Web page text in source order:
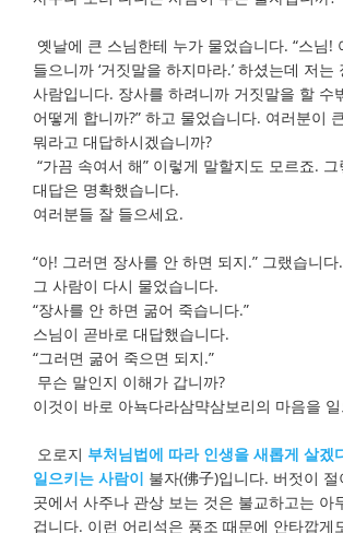
옛날에 큰 스님한테 누가 물었습니다. “스님!
들으니까 ‘거짓말을 하지마라.’ 하셨는데 저는
사람입니다. 장사를 하려니까 거짓말을 할 수
어떻게 합니까?” 하고 물었습니다. 여러분이
뭐라고 대답하시겠습니까?
“가끔 속여서 해” 이렇게 말할지도 모르죠.
대답은 명확했습니다.
여러분들 잘 들으세요.
“아! 그러면 장사를 안 하면 되지.” 그랬습니다.
그 사람이 다시 물었습니다.
“장사를 안 하면 굶어 죽습니다.”
스님이 곧바로 대답했습니다.
“그러면 굶어 죽으면 되지.”
무슨 말인지 이해가 갑니까?
이것이 바로 아뇩다라삼먁삼보리의 마음을
오로지 부처님법에 따라 인생을 새롭게 살겠
일으키는 사람이 불자(佛子)입니다. 버젓이
곳에서 사주나 관상 보는 것은 불교하고는 아
겁니다. 이런 어리석은 풍조 때문에 안타깝게